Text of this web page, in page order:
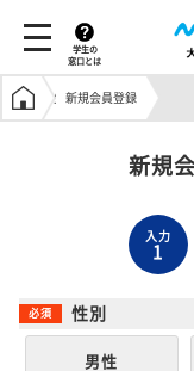
学生の
窓口とは
学生の窓口トップ
新規会員登録
新規
入力
1
性別
男性